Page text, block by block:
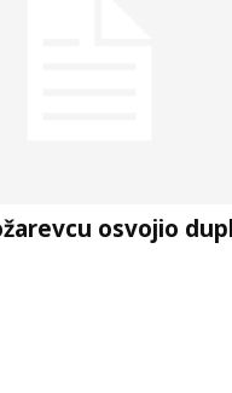
osvojio